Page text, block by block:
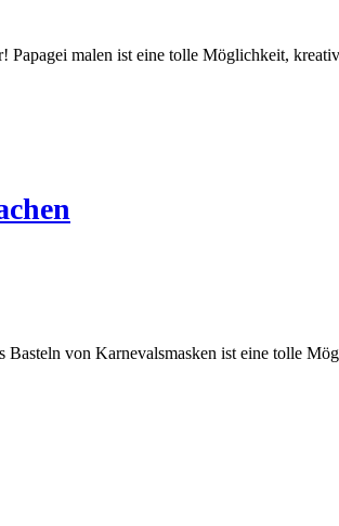
Papagei malen ist eine tolle Möglichkeit,
von Karnevalsmasken ist eine tolle